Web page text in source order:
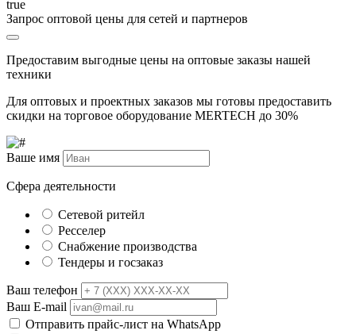
true
Запрос оптовой цены для сетей и партнеров
Предоставим выгодные цены на оптовые заказы нашей
техники
Для оптовых и проектных заказов мы готовы предоставить
скидки на торговое оборудование MERTECH до 30%
Ваше имя
Сфера деятельности
Сетевой ритейл
Ресселер
Снабжение производства
Тендеры и госзаказ
Ваш телефон
Ваш E-mail
Отправить прайс-лист на WhatsApp